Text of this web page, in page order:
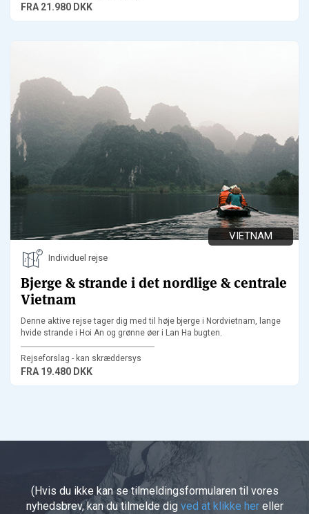
FRA 21.980 DKK
VIETNAM
Individuel rejse
Bjerge & strande i det nordlige & centrale
Vietnam
Denne aktive rejse tager dig med til høje bjerge i Nordvietnam, lange
hvide strande i Hoi An og grønne øer i Lan Ha bugten.
Rejseforslag - kan skræddersys
FRA 19.480 DKK
(Hvis du ikke kan se tilmeldingsformularen til vores
nyhedsbrev, kan du tilmelde dig ved at klikke hereller